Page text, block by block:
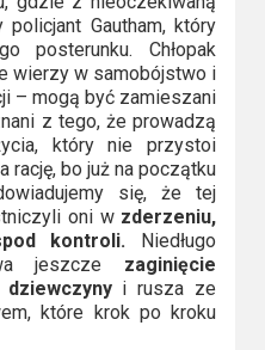
Gautham, który
posterunku. Chłopak
wierzy w samobójstwo i
– mogą być zamieszani
z tego, że prowadzą
który nie przystoi
rację, bo już na początku
się, że tej
oni w zderzeniu,
kontroli. Niedługo
jeszcze zaginięcie
i rusza ze
które krok po kroku